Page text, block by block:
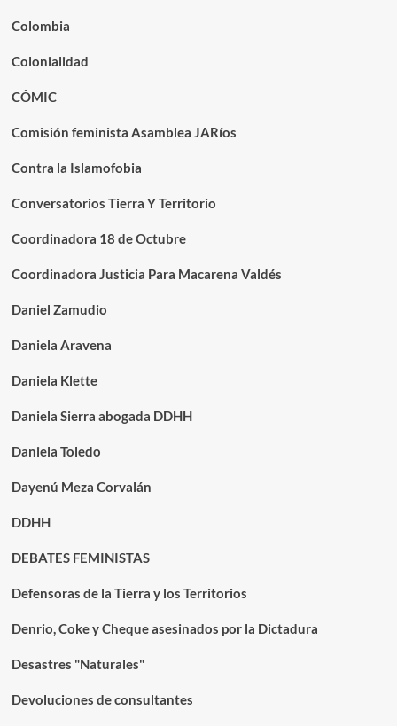
Colombia
Colonialidad
CÓMIC
Comisión feminista Asamblea JARíos
Contra la Islamofobia
Conversatorios Tierra Y Territorio
Coordinadora 18 de Octubre
Coordinadora Justicia Para Macarena Valdés
Daniel Zamudio
Daniela Aravena
Daniela Klette
Daniela Sierra abogada DDHH
Daniela Toledo
Dayenú Meza Corvalán
DDHH
DEBATES FEMINISTAS
Defensoras de la Tierra y los Territorios
Denrio, Coke y Cheque asesinados por la Dictadura
Desastres "Naturales"
Devoluciones de consultantes